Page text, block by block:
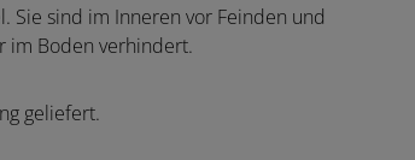
Sie sind im Inneren vor Feinden und
im Boden verhindert.
geliefert.